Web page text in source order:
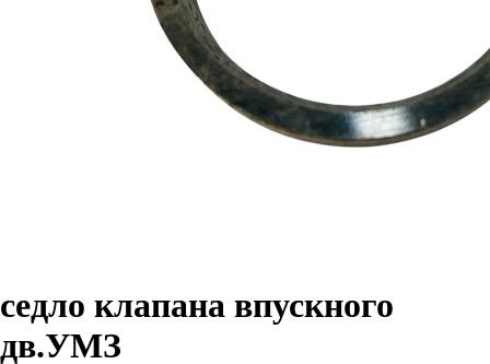
седло клапана впускного
дв.УМЗ